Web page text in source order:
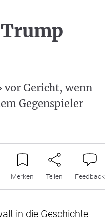
vor Gericht, wenn
Gegenspieler
Merken Teilen Feedback
in die Geschichte